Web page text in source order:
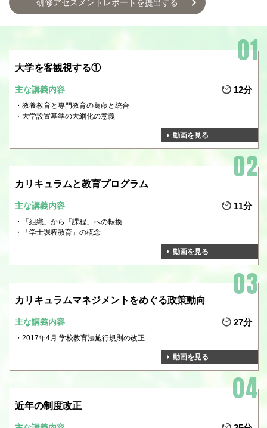
研修アセスメントレポートを提出する
大学を客観視する①
主な講義内容 12分
教養教育と専門教育の葛藤と統合
大学設置基準の大綱化の意義
動画を見る
カリキュラムと教育プログラム
主な講義内容 11分
「組織」から「課程」への転換
「学士課程教育」の概念
動画を見る
カリキュラムマネジメントをめぐる政策動向
主な講義内容 27分
2017年4月 学校教育法施行規則の改正
動画を見る
近年の制度改正